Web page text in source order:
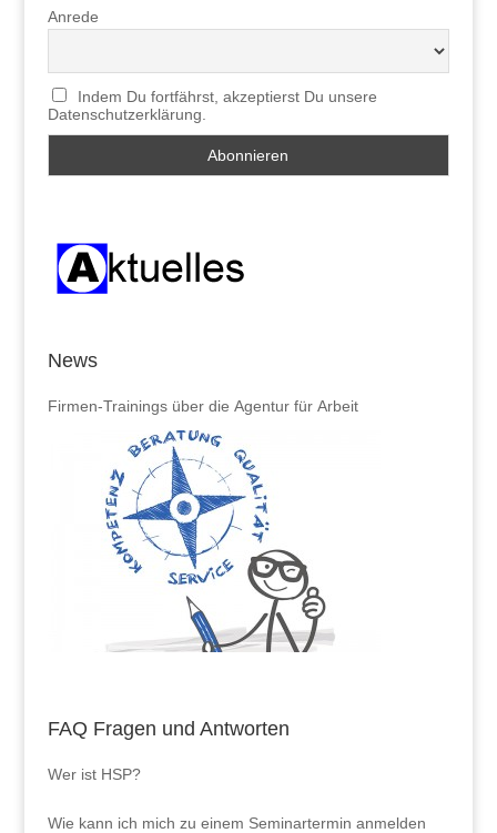
Anrede
Indem Du fortfährst, akzeptierst Du unsere
Datenschutzerklärung.
News
Firmen-Trainings über die Agentur für Arbeit
FAQ Fragen und Antworten
Wer ist HSP?
Wie kann ich mich zu einem Seminartermin anmelden